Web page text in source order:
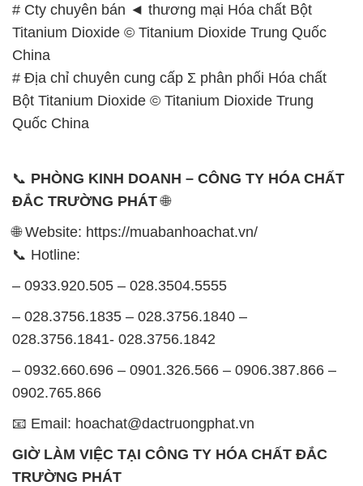
# Cty chuyên bán ◄ thương mại Hóa chất Bột
Titanium Dioxide © Titanium Dioxide Trung Quốc
China
# Địa chỉ chuyên cung cấp Σ phân phối Hóa chất
Bột Titanium Dioxide © Titanium Dioxide Trung
Quốc China
📞 PHÒNG KINH DOANH – CÔNG TY HÓA CHẤT
ĐẮC TRƯỜNG PHÁT🌐
🌐 Website: https://muabanhoachat.vn/
📞 Hotline:
– 0933.920.505 – 028.3504.5555
– 028.3756.1835 – 028.3756.1840 –
028.3756.1841- 028.3756.1842
– 0932.660.696 – 0901.326.566 – 0906.387.866 –
0902.765.866
📧 Email: hoachat@dactruongphat.vn
GIỜ LÀM VIỆC TẠI CÔNG TY HÓA CHẤT ĐẮC
TRƯỜNG PHÁT